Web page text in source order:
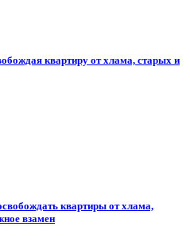
квартиру от хлама, старых и
квартиры от хлама,
взамен